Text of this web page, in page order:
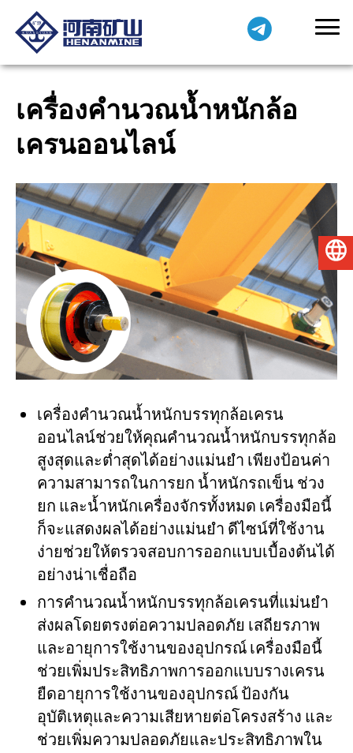
เครื่องคำนวณน้ำหนักล้อ
เครนออนไลน์
เครื่องคำนวณน้ำหนักบรรทุกล้อเครน
ออนไลน์ช่วยให้คุณคำนวณน้ำหนักบรรทุกล้อ
สูงสุดและต่ำสุดได้อย่างแม่นยำ เพียงป้อนค่า
ความสามารถในการยก น้ำหนักรถเข็น ช่วง
ยก และน้ำหนักเครื่องจักรทั้งหมด เครื่องมือนี้
ก็จะแสดงผลได้อย่างแม่นยำ ดีไซน์ที่ใช้งาน
ง่ายช่วยให้ตรวจสอบการออกแบบเบื้องต้นได้
อย่างน่าเชื่อถือ
การคำนวณน้ำหนักบรรทุกล้อเครนที่แม่นยำ
ส่งผลโดยตรงต่อความปลอดภัย เสถียรภาพ
และอายุการใช้งานของอุปกรณ์ เครื่องมือนี้
ช่วยเพิ่มประสิทธิภาพการออกแบบรางเครน
ยืดอายุการใช้งานของอุปกรณ์ ป้องกัน
อุบัติเหตุและความเสียหายต่อโครงสร้าง และ
ช่วยเพิ่มความปลอดภัยและประสิทธิภาพใน
ไทย